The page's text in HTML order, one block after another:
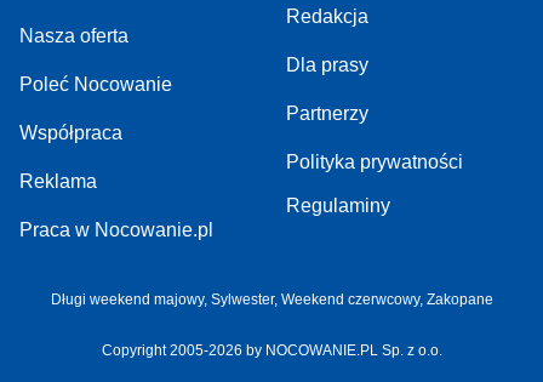
Nasza oferta
Poleć Nocowanie
Współpraca
Reklama
Praca w Nocowanie.pl
Redakcja
Dla prasy
Partnerzy
Polityka prywatności
Regulaminy
Długi weekend majowy, Sylwester, Weekend czerwcowy, Zakopane
Copyright 2005-2026 by NOCOWANIE.PL Sp. z o.o.